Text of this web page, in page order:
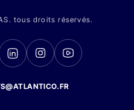
tous droits réservés.